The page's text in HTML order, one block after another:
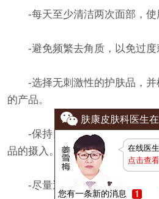
-每天至少清洁两次面部，使
-避免频繁去角质，以免过度
-选择无刺激性的护肤品，并
的产品。
-保持良好的饮食习惯，限制
品的摄入。
-尽量避免触摸脸部，保持手
肤康皮肤科医生
在线医
点击查看
您有一条新的消息